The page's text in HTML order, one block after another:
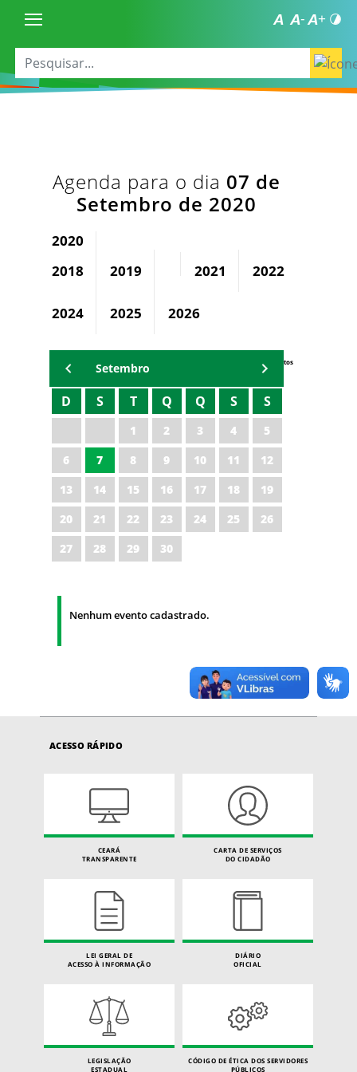
Agenda para o dia 07 de
Setembro de 2020
2020
2018
2019 2021 2022
2024 2025 2026
Eventos
Setembro
D S T Q Q S S
1 2 3 4
5
6
7 8 9 10 11
12
13
14 15 16 17 18
19
20
21 22 23 24 25
26
27
28 29 30
Nenhum evento cadastrado.
ACESSO RÁPIDO
CEARÁ
TRANSPARENTE
CARTA DE SERVIÇOS
DO CIDADÃO
LEI GERAL DE
ACESSO À INFORMAÇÃO
DIÁRIO
OFICIAL
LEGISLAÇÃO
ESTADUAL
CÓDIGO DE ÉTICA DOS SERVIDORES
PÚBLICOS